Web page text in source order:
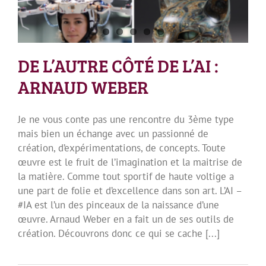
DE L’AUTRE CÔTÉ DE L’AI :
ARNAUD WEBER
Je ne vous conte pas une rencontre du 3ème type
mais bien un échange avec un passionné de
création, d’expérimentations, de concepts. Toute
œuvre est le fruit de l’imagination et la maitrise de
la matière. Comme tout sportif de haute voltige a
une part de folie et d’excellence dans son art. L’AI –
#IA est l’un des pinceaux de la naissance d’une
œuvre. Arnaud Weber en a fait un de ses outils de
création. Découvrons donc ce qui se cache [...]